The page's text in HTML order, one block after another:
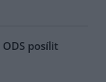
posílit